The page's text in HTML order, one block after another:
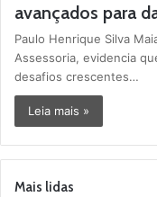
avançados para
Paulo Henrique Silva
Assessoria, evidencia
desafios crescentes…
Leia mais »
Mais lidas